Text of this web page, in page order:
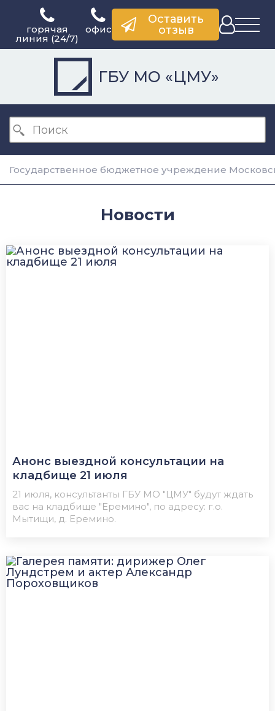
горячая
линия (24/7)
офис
Оставить
отзыв
ГБУ МО «ЦМУ»
Государственное бюджетное учреждение
Новости
Анонс выездной консультации на
кладбище 21 июля
21 июля, консультанты ГБУ МО "ЦМУ" будут ждать
вас на кладбище "Еремино", по адресу: г.о.
Мытищи, д. Еремино.